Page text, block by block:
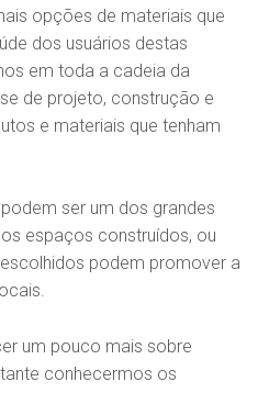
opções de materiais que
dos usuários destas
em toda a cadeia da
de projeto, construção e
e materiais que tenham
ser um dos grandes
espaços construídos, ou
podem promover a
um pouco mais sobre
conhecermos os